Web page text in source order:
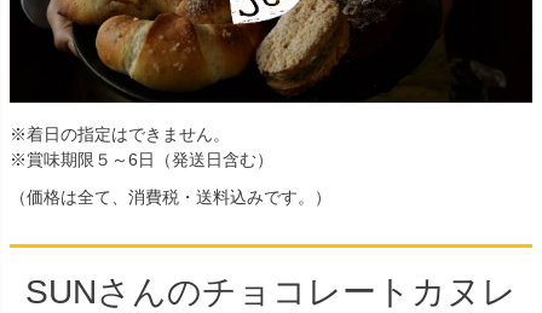
※着日の指定はできません。
※賞味期限５～6日（発送日含む）
（価格は全て、消費税・送料込みです。）
SUNさんのチョコレートカヌレ